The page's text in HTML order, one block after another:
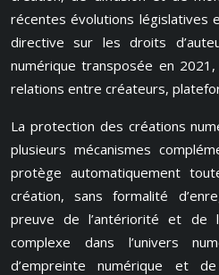
récentes évolutions législatives
directive sur les droits
numérique transposée en
relations entre créateurs,
La protection des créations
plusieurs mécanismes
protège automatiquement
création, sans formalité
preuve de l’antériorité et de
complexe dans l’univers
d’empreinte numérique et